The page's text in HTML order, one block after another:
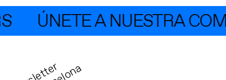
ÚNETE A NUESTRA